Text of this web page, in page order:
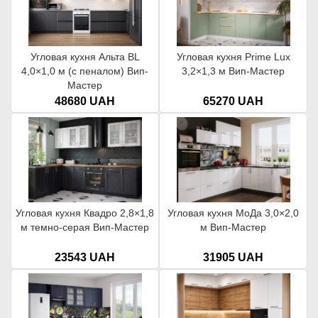
гарантия 18 месяцев добавляет уверенности в выборе.
➤
Стандартная комплектация модульной кухни Парма Вип-Мастер
предусматривает:
крепежах уши;
стандартную глубину ящиков;
телескопические направляющие без доводчиков для
выдвижных ящиков;
вставку-сушку для посуды белого цвета;
Угловая кухня Альта BL
4,0×1,0 м (с пеналом) Вип-
Мастер
48680 UAH
Угловая кухня Prime Lux
3,2×1,3 м Вип-Мастер
65270 UAH
Угловая кухня Квадро 2,8×1,8
м темно-серая Вип-Мастер
23543 UAH
Угловая кухня МоДа 3,0×2,0
м Вип-Мастер
31905 UAH